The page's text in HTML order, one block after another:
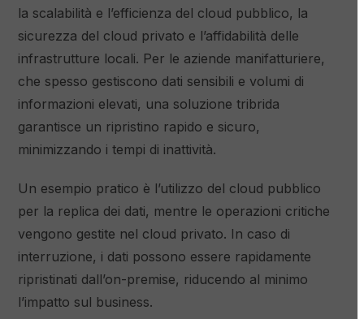
la scalabilità e l’efficienza del cloud pubblico, la
sicurezza del cloud privato e l’affidabilità delle
infrastrutture locali. Per le aziende manifatturiere,
che spesso gestiscono dati sensibili e volumi di
informazioni elevati, una soluzione tribrida
garantisce un ripristino rapido e sicuro,
minimizzando i tempi di inattività.
Un esempio pratico è l’utilizzo del cloud pubblico
per la replica dei dati, mentre le operazioni critiche
vengono gestite nel cloud privato. In caso di
interruzione, i dati possono essere rapidamente
ripristinati dall’on-premise, riducendo al minimo
l’impatto sul business.